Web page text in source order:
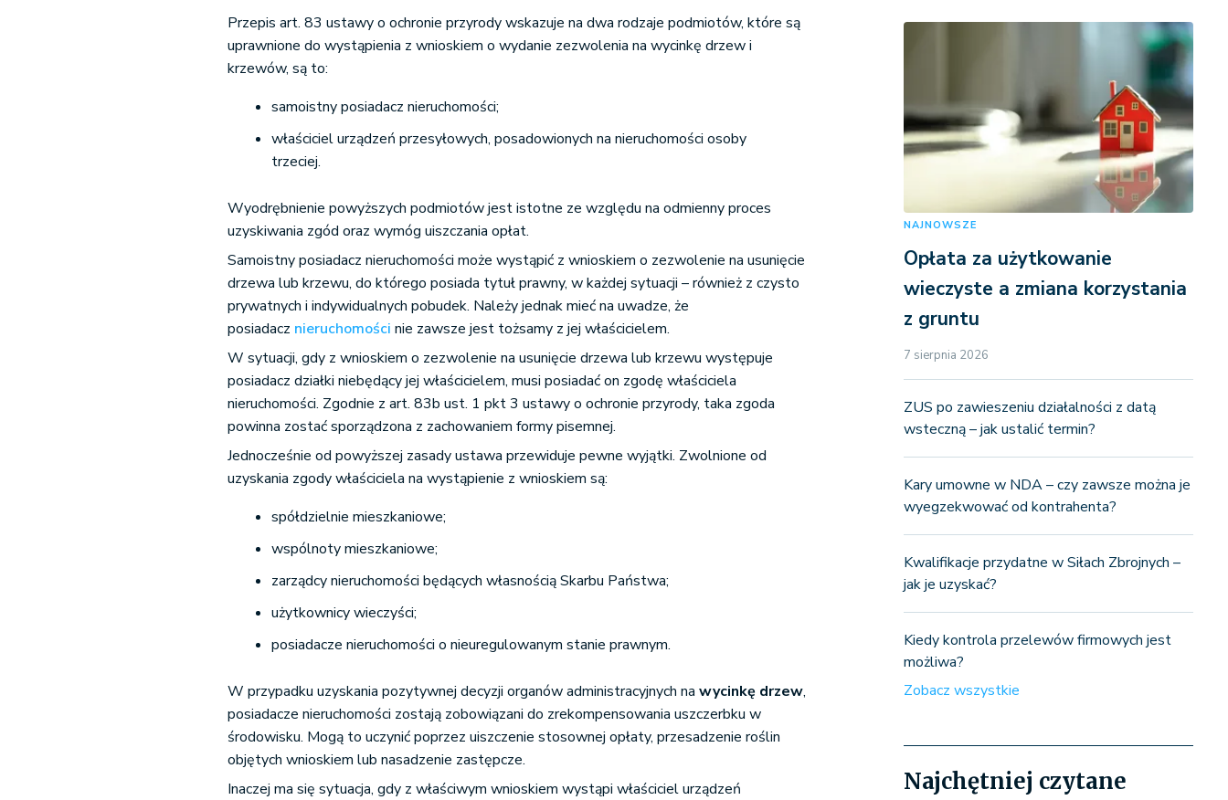
Przepis art. 83 ustawy o ochronie przyrody wskazuje na dwa rodzaje podmiotów, które są
uprawnione do wystąpienia z wnioskiem o wydanie zezwolenia na wycinkę drzew i
krzewów, są to:
samoistny posiadacz nieruchomości;
właściciel urządzeń przesyłowych, posadowionych na nieruchomości osoby
trzeciej.
Wyodrębnienie powyższych podmiotów jest istotne ze względu na odmienny proces
uzyskiwania zgód oraz wymóg uiszczania opłat.
Samoistny posiadacz nieruchomości może wystąpić z wnioskiem o zezwolenie na usunięcie
drzewa lub krzewu, do którego posiada tytuł prawny, w każdej sytuacji – również z czysto
prywatnych i indywidualnych pobudek. Należy jednak mieć na uwadze, że
posiadacz nieruchomości nie zawsze jest tożsamy z jej właścicielem.
W sytuacji, gdy z wnioskiem o zezwolenie na usunięcie drzewa lub krzewu występuje
posiadacz działki niebędący jej właścicielem, musi posiadać on zgodę właściciela
nieruchomości. Zgodnie z art. 83b ust. 1 pkt 3 ustawy o ochronie przyrody, taka zgoda
powinna zostać sporządzona z zachowaniem formy pisemnej.
Jednocześnie od powyższej zasady ustawa przewiduje pewne wyjątki. Zwolnione od
uzyskania zgody właściciela na wystąpienie z wnioskiem są:
spółdzielnie mieszkaniowe;
wspólnoty mieszkaniowe;
zarządcy nieruchomości będących własnością Skarbu Państwa;
użytkownicy wieczyści;
posiadacze nieruchomości o nieuregulowanym stanie prawnym.
W przypadku uzyskania pozytywnej decyzji organów administracyjnych nawycinkę drzew,
posiadacze nieruchomości zostają zobowiązani do zrekompensowania uszczerbku w
środowisku. Mogą to uczynić poprzez uiszczenie stosownej opłaty, przesadzenie roślin
objętych wnioskiem lub nasadzenie zastępcze.
Inaczej ma się sytuacja, gdy z właściwym wnioskiem wystąpi właściciel urządzeń
NAJNOWSZE
Opłata za użytkowanie
wieczyste a zmiana korzystania
z gruntu
7 sierpnia 2026
ZUS po zawieszeniu działalności z datą
wsteczną – jak ustalić termin?
Kary umowne w NDA – czy zawsze można je
wyegzekwować od kontrahenta?
Kwalifikacje przydatne w Siłach Zbrojnych –
jak je uzyskać?
Kiedy kontrola przelewów firmowych jest
możliwa?
Zobacz wszystkie
Najchętniej czytane